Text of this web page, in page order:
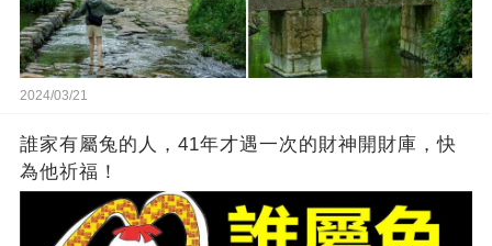
2024/03/21
誰家有屬兔的人，41年才遇一次的財神開財庫，快
為他祈福！